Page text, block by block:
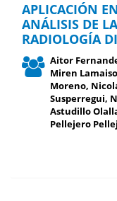
APLICACIÓN
ANÁLISIS DE
RADIOLOGÍA
Aitor
Miren
Moreno,
Susperregui,
Astudillo
Pellejero